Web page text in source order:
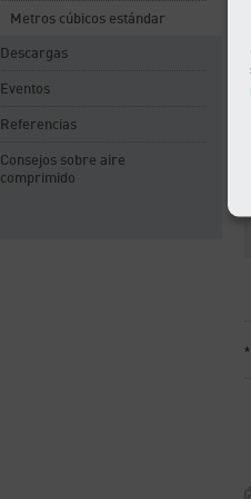
Metros cúbicos estándar
Descargas
Eventos
Referencias
Consejos sobre aire
comprimido
*